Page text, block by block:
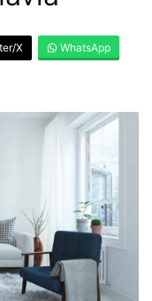
X WhatsApp